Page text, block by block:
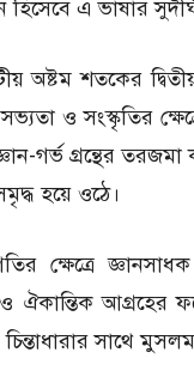
হিসেবে এ ভাষার
অষ্টম শতকের
ও সংস্কৃতির
গর্ভ গ্রন্থের
হয়ে ওঠে।
ক্ষেত্রে
ঐকান্তিক
চিন্তাধারার সাথে